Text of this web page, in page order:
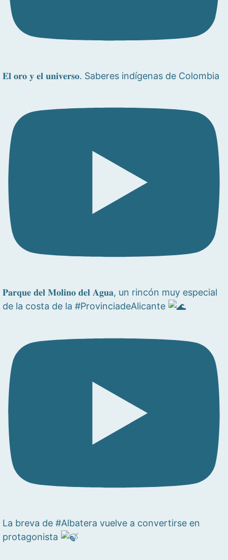
𝐄𝐥 𝐨𝐫𝐨 𝐲 𝐞𝐥 𝐮𝐧𝐢𝐯𝐞𝐫𝐬𝐨. Saberes indígenas de Colombia
𝐏𝐚𝐫𝐪𝐮𝐞 𝐝𝐞𝐥 𝐌𝐨𝐥𝐢𝐧𝐨 𝐝𝐞𝐥 𝐀𝐠𝐮𝐚, un rincón muy especial
de la costa de la #ProvinciadeAlicante
La breva de #Albatera vuelve a convertirse en
protagonista